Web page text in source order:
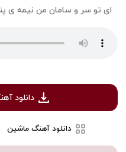
ای تو سر و سامان من نیمه ی
دانلود
دانلود آهنگ ماشین